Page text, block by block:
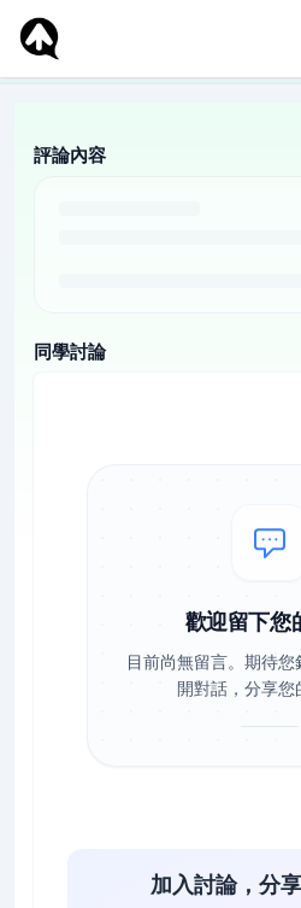
評論內容
同學討論
歡迎留下您
目前尚無留言。期待
開對話，分享您
加入討論，分